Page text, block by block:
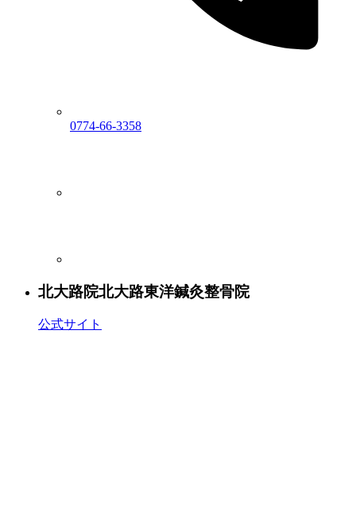
0774-66-3358
北大路院北大路東洋鍼灸整骨院
公式サイト